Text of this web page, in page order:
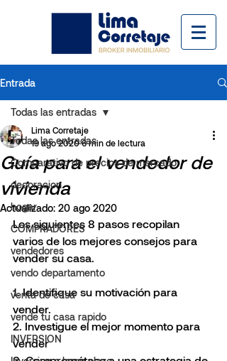
Entrada
Todas las entradas
Comparativo de precios de mercado
decoracion
hogar
COMPRADORES
vendedores
vendo departamento
venta de casa
vende tu casa rapido
INVERSION
Todas las entradas
Guía para el vendedor de
vivienda
Lima Corretaje
19 ago 2020 6 min de lectura
Actualizado: 20 ago 2020
Los siguientes 8 pasos recopilan
varios de los mejores consejos para
vender su casa.
1. Identifique su motivación para
vender.
2. Investigue el mejor momento para
vender